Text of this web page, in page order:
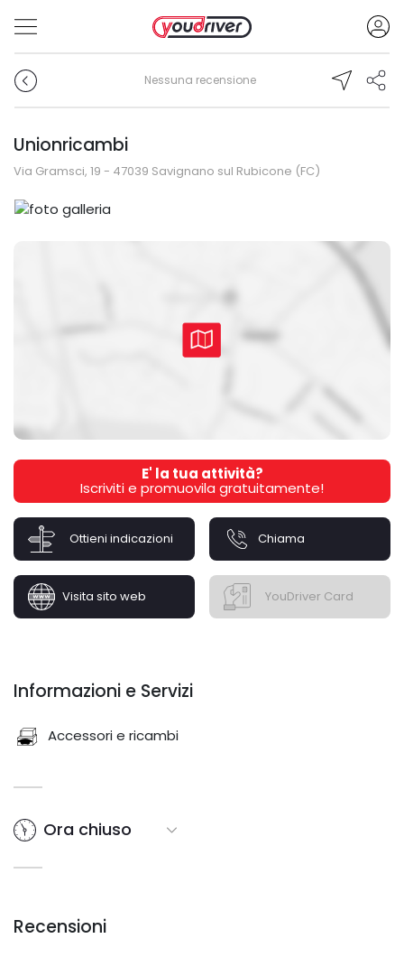
Nessuna recensione
Unionricambi
Via Gramsci, 19 - 47039 Savignano sul Rubicone (FC)
E' la tua attività?
Iscriviti e promuovila gratuitamente!
Ottieni indicazioni Chiama
Visita sito web YouDriver Card
Informazioni e Servizi
Accessori e ricambi
Ora chiuso
Recensioni